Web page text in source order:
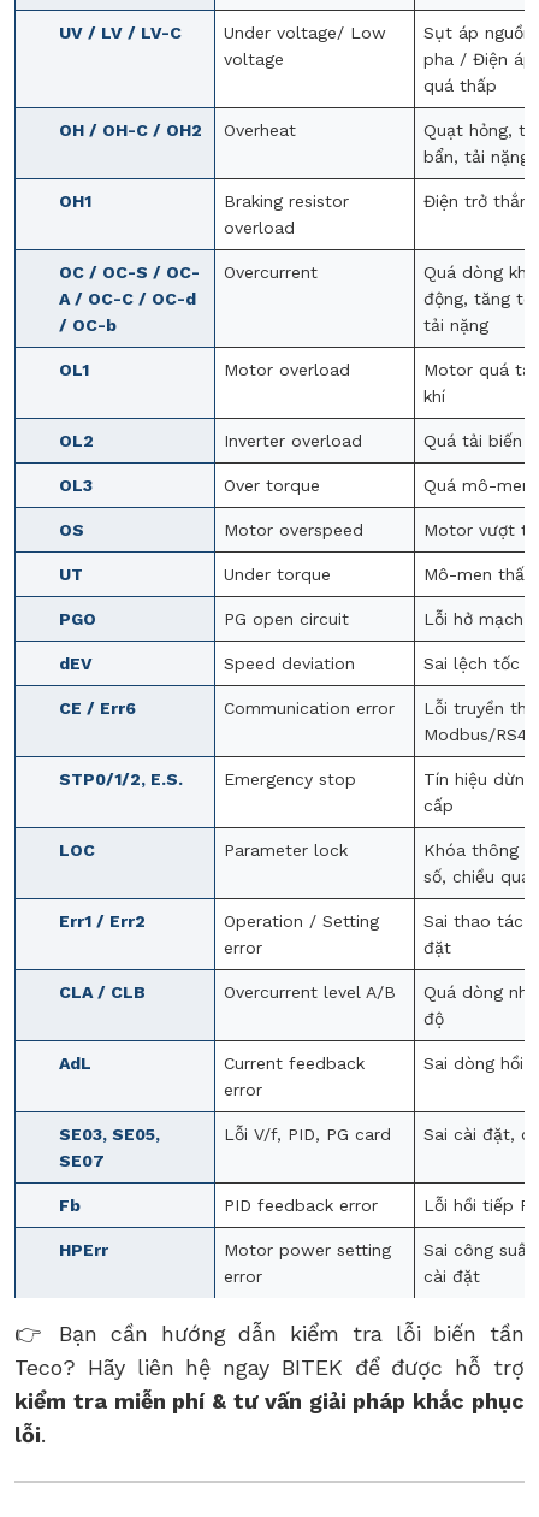
UV / LV / LV-C
Under voltage/ Low
voltage
Sụt áp
pha / Điện áp
quá thấp
OH / OH-C / OH2 Overheat
Quạt hỏng,
bẩn, tải nặng
OH1
Braking resistor
overload
Điện trở
OC / OC-S / OC-
A / OC-C / OC-d
/ OC-b
Overcurrent
Quá dòng khi
động, tăng
tải nặng
OL1 Motor overload
Motor quá
khí
OL2 Inverter overload Quá tải biến
OL3 Over torque Quá mô-men
OS Motor overspeed Motor vượt
UT Under torque Mô-men thấp
PGO PG open circuit Lỗi hở mạch
dEV Speed deviation Sai lệch tốc
CE / Err6 Communication error
Lỗi truyền
Modbus/
STP0/1/2, E.S. Emergency stop
Tín hiệu dừng
cấp
LOC Parameter lock
Khóa thông
số, chiều quay
Err1 / Err2
Operation / Setting
error
Sai thao tác
đặt
CLA / CLB Overcurrent level A/B
Quá dòng
độ
AdL
Current feedback
error
Sai dòng hồi
SE03, SE05,
SE07
Lỗi V/f, PID, PG card Sai cài đặt,
Fb PID feedback error Lỗi hồi tiếp
HPErr
Motor power setting
error
Sai công
cài đặt
👉 Bạn cần hướng dẫn kiểm tra lỗi biến tần
Teco? Hãy liên hệ ngay BITEK để được hỗ trợ
kiểm tra miễn phí & tư vấn giải pháp khắc phục
lỗi.